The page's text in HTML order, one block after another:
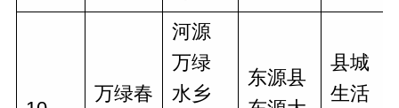
万绿春
河源
万绿
水乡
东源县
县城
生活